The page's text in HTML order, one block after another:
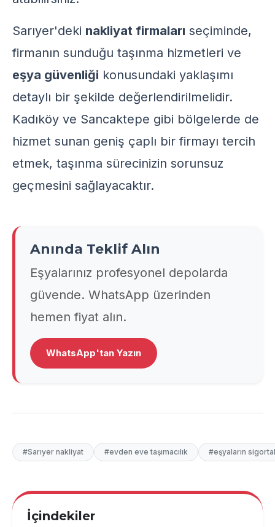
Sarıyer'deki nakliyat firmaları seçiminde,
firmanın sunduğu taşınma hizmetleri ve
eşya güvenliği konusundaki yaklaşımı
detaylı bir şekilde değerlendirilmelidir.
Kadıköy ve Sancaktepe gibi bölgelerde de
hizmet sunan geniş çaplı bir firmayı tercih
etmek, taşınma sürecinizin sorunsuz
geçmesini sağlayacaktır.
Anında Teklif Alın
Eşyalarınız profesyonel depolarda
güvende. WhatsApp üzerinden
hemen fiyat alın.
WhatsApp'tan Yazın
#Sarıyer nakliyat #evden eve taşımacılık #eşyaların
İçindekiler